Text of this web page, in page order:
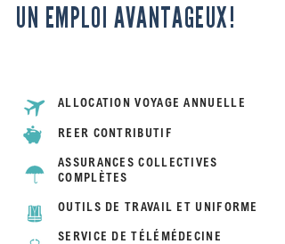
UN EMPLOI AVANTAGEUX!
ALLOCATION VOYAGE ANNUELLE
REER CONTRIBUTIF
ASSURANCES COLLECTIVES
COMPLÈTES
OUTILS DE TRAVAIL ET UNIFORME
SERVICE DE TÉLÉMÉDECINE